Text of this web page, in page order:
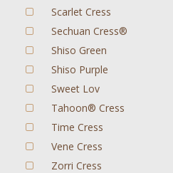
Scarlet Cress
Sechuan Cress®
Shiso Green
Shiso Purple
Sweet Lov
Tahoon® Cress
Time Cress
Vene Cress
Zorri Cress